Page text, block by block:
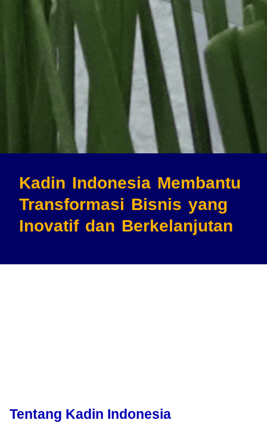
Kadin Indonesia Membantu
Transformasi Bisnis yang
Inovatif dan Berkelanjutan
Tentang Kadin Indonesia